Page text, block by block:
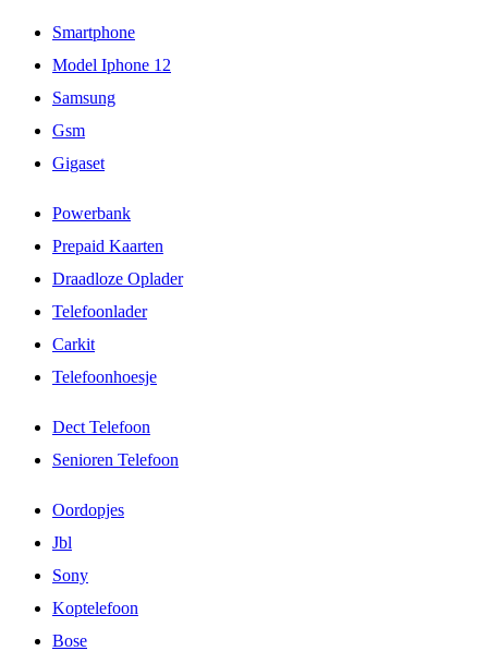
Smartphone
Model Iphone 12
Samsung
Gsm
Gigaset
Powerbank
Prepaid Kaarten
Draadloze Oplader
Telefoonlader
Carkit
Telefoonhoesje
Dect Telefoon
Senioren Telefoon
Oordopjes
Jbl
Sony
Koptelefoon
Bose